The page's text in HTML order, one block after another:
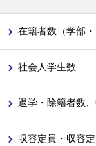
在籍者数（学部
社会人学生数
退学・除籍者数
収容定員・収容